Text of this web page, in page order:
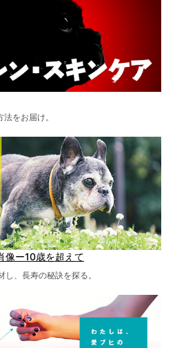
をお届け。
像ー10歳を超えて
、長寿の秘訣を探る。